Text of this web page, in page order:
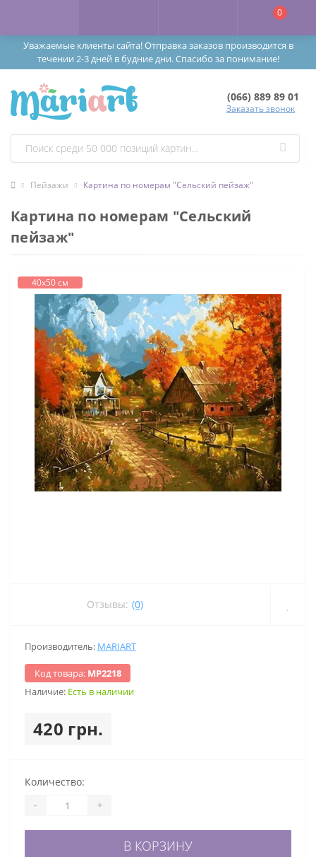
Уважаемые клиенты сайта! Отправка заказов производится в
течении 2-3 дней в будние дни. Спасибо за понимание!
0
(066) 889 89 01
Заказать звонок
Пейзажи Картина по номерам "Сельский пейзаж"
Картина по номерам "Сельский
пейзаж"
40х50 см
Отзывы: (0)
Производитель: MARIART
Код товара: МР2218
Наличие: Есть в наличии
420 грн.
Количество:
- +
В КОРЗИНУ